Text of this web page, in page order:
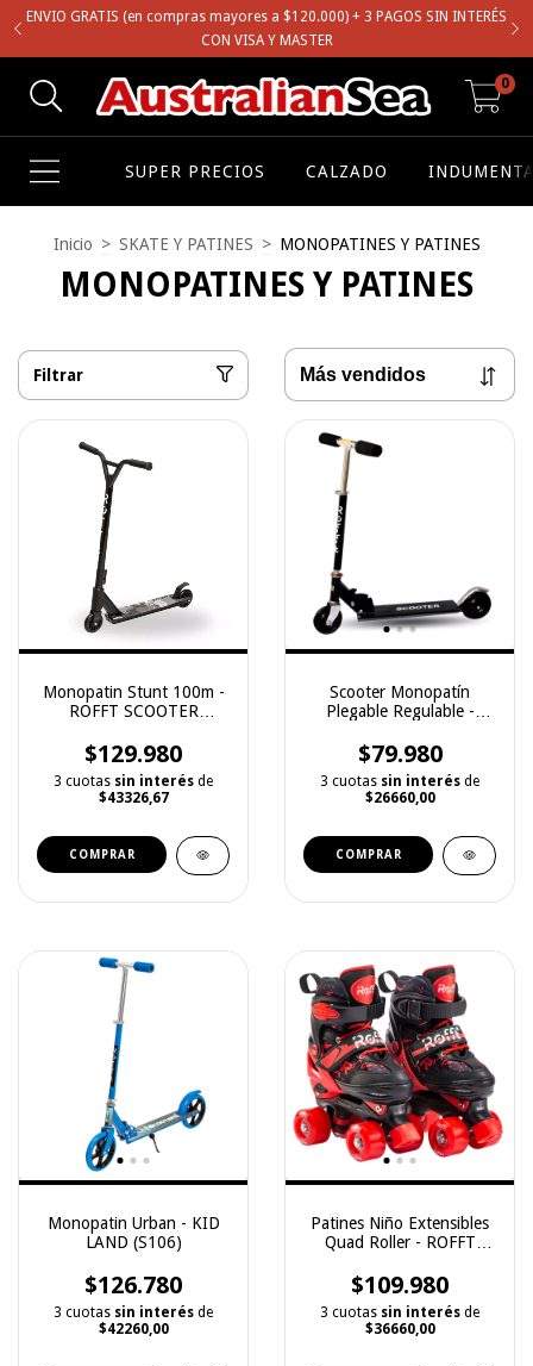
ENVIO GRATIS (en compras mayores a $120.000) + 3 PAGOS SIN INTERÉS
CON VISA Y MASTER
0
SUPER PRECIOS CALZADO
Inicio > SKATE Y PATINES > MONOPATINES Y PATINES
MONOPATINES Y PATINES
Filtrar
Monopatin Stunt 100m -
ROFFT SCOOTER
$129.980
3 cuotas sin interés de
$43326,67
COMPRAR
Scooter Monopatín
Plegable Regulable -
$79.980
3 cuotas sin interés de
$26660,00
COMPRAR
Monopatin Urban - KID
LAND (S106)
$126.780
3 cuotas sin interés de
$42260,00
Patines Niño Extensibles
Quad Roller - ROFFT
$109.980
3 cuotas sin interés de
$36660,00